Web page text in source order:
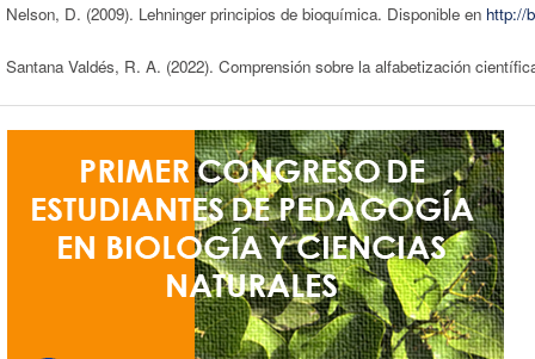
Nelson, D. (2009). Lehninger principios de bioquímica. Disponible en http://
Santana Valdés, R. A. (2022). Comprensión sobre la alfabetización